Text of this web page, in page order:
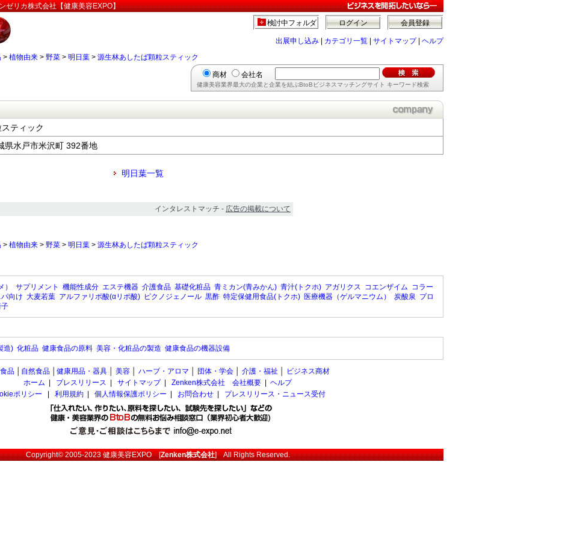
ゼリカ株式会社【健康美容EXPO】
会員登録
ログイン
検討中フォルダ
出展申し込み カテゴリ一覧 サイトマップ| ヘルプ
> 植物由来 > 野菜 > 明日葉 > 源生林あしたば顆粒スティック
商材 会社名
健康美容業界最大の企業と企業を結ぶBtoBビジネスマッチングサイト キーワード検索
ティック
水戸市米沢町 392番地
明日葉一覧
インタレストマッチ - 広告の掲載について
> 植物由来 > 野菜 > 明日葉 > 源生林あしたば顆粒スティック
サプリメント 機能性成分 エステ機器 介護食品 基礎化粧品 青ミカン(青みかん) 青汁(トクホ) アガリクス コエンザイム コラー
向け 大麦若葉 アルファリポ酸(αリポ酸) ピクノジェノール 黒酢 特定保健用食品(トクホ) 医療機器（ゲルマニウム） 炭酸泉 プロ
造) 化粧品 健康食品の原料 美容・化粧品の製造 健康食品の機器設備
品 自然食品 健康用品・器具 美容 ハーブ・アロマ 団体・学会 介護・福祉
ビジネス商材
ホーム
プレスリリース サイトマップ| Zenken株式会社 会社概要
ヘルプ
ポリシー
利用規約 個人情報保護ポリシー お問合わせ プレスリリース・ニュース受付
Copyright© 2005-2023健康美容EXPO[Zenken株式会社] All Rights Reserved.